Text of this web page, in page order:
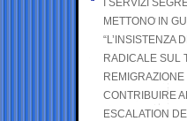
I SERVIZI
METTONO IN
“L’INSISTENZA
RADICALE SUL
CONTRIBUIRE
ESCALATION